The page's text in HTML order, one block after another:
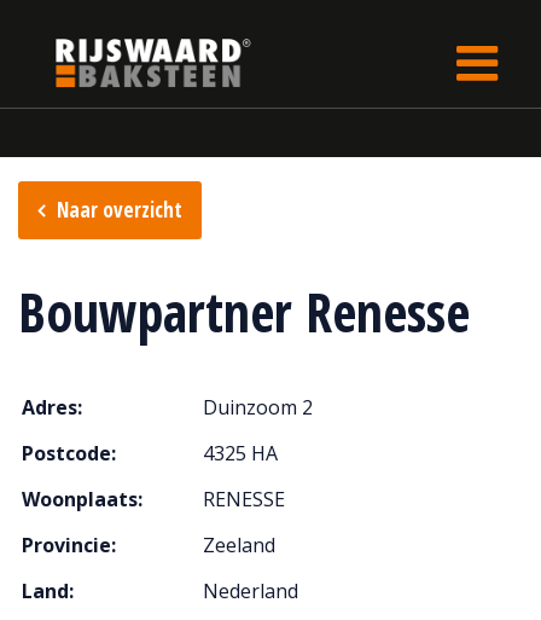
Naar overzicht
Bouwpartner Renesse
Adres:
Duinzoom 2
Postcode:
4325 HA
Woonplaats:
RENESSE
Provincie:
Zeeland
Land:
Nederland